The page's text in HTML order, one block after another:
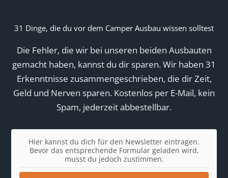
31 Dinge, die du vor dem Camper Ausbau wissen solltest
Die Fehler, die wir bei unseren beiden Ausbauten
gemacht haben, kannst du dir sparen. Wir haben 31
Erkenntnisse zusammengeschrieben, die dir Zeit,
Geld und Nerven sparen. Kostenlos per E-Mail, kein
Spam, jederzeit abbestellbar.
Hier kannst du dich für den Newsletter eintragen.
Bevor das entsprechende Formular geladen wird,
musst du jedoch zustimmen.